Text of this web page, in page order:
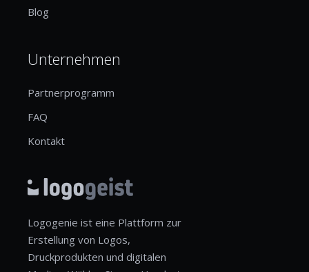
Blog
Unternehmen
Partnerprogramm
FAQ
Kontakt
Logogenie ist eine Plattform zur
Erstellung von Logos,
Druckprodukten und digitalen